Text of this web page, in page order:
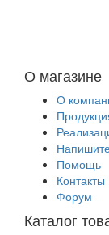
О магазине
О
Помощь
Контакты
Форум
Каталог